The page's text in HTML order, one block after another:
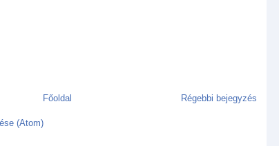
Régebbi bejegyzés
Főoldal
(Atom)